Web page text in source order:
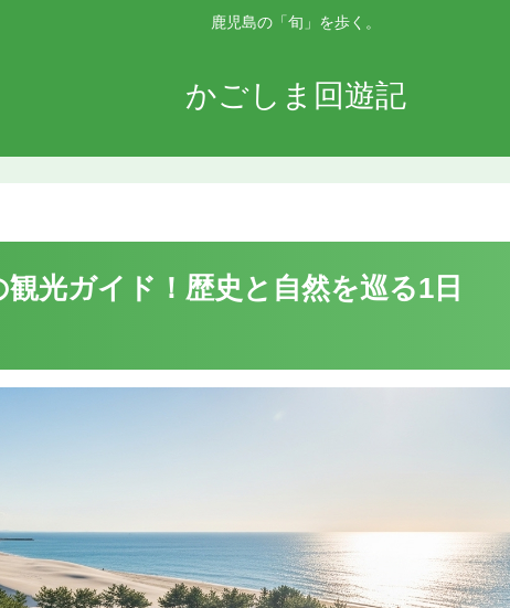
鹿児島の「旬」を歩く。
かごしま回遊記
光ガイド！歴史と自然を巡る1日